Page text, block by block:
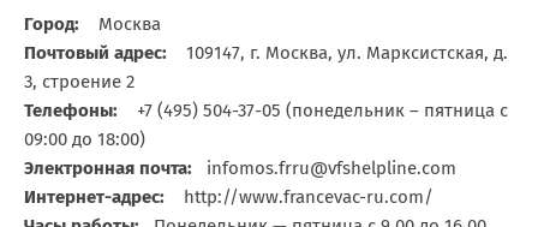
Город: Москва
Почтовый адрес: 109147, г. Москва, ул. Марксистская, д.
3, строение 2
Телефоны: +7 (495) 504-37-05 (понедельник – пятница с
09:00 до 18:00)
Электронная почта: infomos.frru@vfshelpline.com
Интернет-адрес:
http://www.francevac-ru.com/